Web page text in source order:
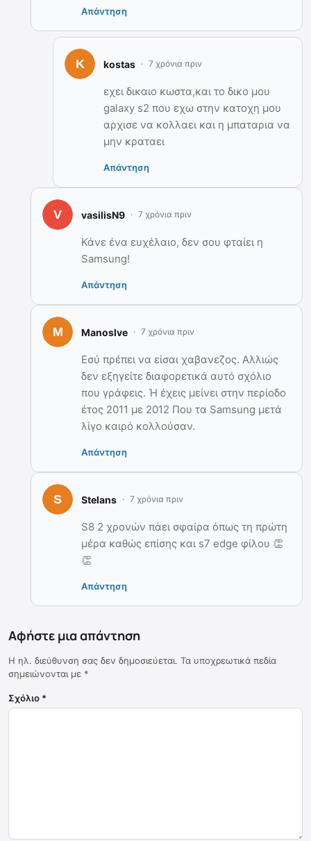
Απάντηση
kostas 7 χρόνια πριν
εχει δικαιο κωστα,και το δικο μου
galaxy s2 που εχω στην κατοχη μου
αρχισε να κολλαει και η μπαταρια να
μην κραταει
Απάντηση
vasilisN9 7 χρόνια πριν
Κάνε ένα ευχέλαιο, δεν σου φταίει η
Samsung!
Απάντηση
Manoslve 7 χρόνια πριν
Εσύ πρέπει να είσαι χαβανεζος. Αλλιώς
δεν εξηγείτε διαφορετικά αυτό σχόλιο
που γράφεις. Ή έχεις μείνει στην περίοδο
έτος 2011 με 2012 Που τα Samsung μετά
λίγο καιρό κολλούσαν.
Απάντηση
Stelans 7 χρόνια πριν
S8 2 χρονών πάει σφαίρα όπως τη πρώτη
μέρα καθώς επίσης και s7 edge φίλου 👏
👏
Απάντηση
Αφήστε μια απάντηση
Η ηλ. διεύθυνση σας δεν δημοσιεύεται. Τα υποχρεωτικά πεδία
σημειώνονται με *
Σχόλιο *